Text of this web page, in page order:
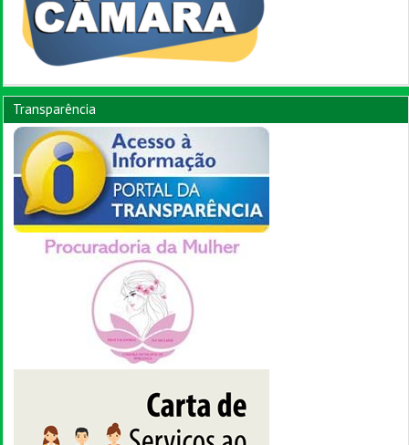
Transparência